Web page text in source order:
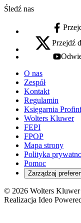
Śledź nas
facebook -
x - otwiera się w
Przejdź
youtube -
O nas
Zespół
Kontakt
Regulamin
Księgarnia
Wolters Kluwer
FEPI
FPOP
Mapa strony
Polityka
Pomoc
Zarządzaj
© 2026 Wolters Kluwer
Realizacja Ideo